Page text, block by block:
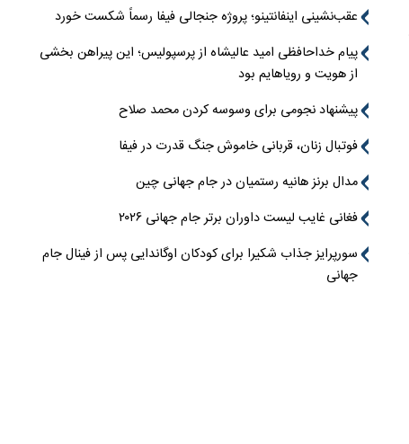
عقب‌نشینی اینفانتینو؛ پروژه جنجالی فیفا رسماً شکست خورد
پیام خداحافظی امید عالیشاه از پرسپولیس؛ این پیراهن بخشی
از هویت و رویاهایم بود
پیشنهاد نجومی برای وسوسه کردن محمد صلاح
فوتبال زنان، قربانی خاموش جنگ قدرت در فیفا
مدال برنز هانیه رستمیان در جام جهانی چین
فغانی غایب لیست داوران برتر جام جهانی ۲۰۲۶
سورپرایز جذاب شکیرا برای کودکان اوگاندایی پس از فینال جام
جهانی